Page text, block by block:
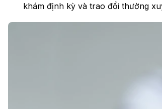
khám định kỳ và trao đổi thường